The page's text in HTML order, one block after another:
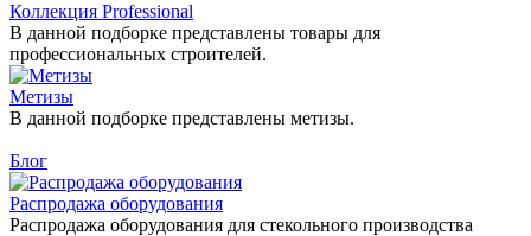
Коллекция Professional
В данной подборке представлены товары для
профессиональных строителей.
Метизы
В данной подборке представлены метизы.
Блог
Распродажа оборудования
Распродажа оборудования для стекольного производства